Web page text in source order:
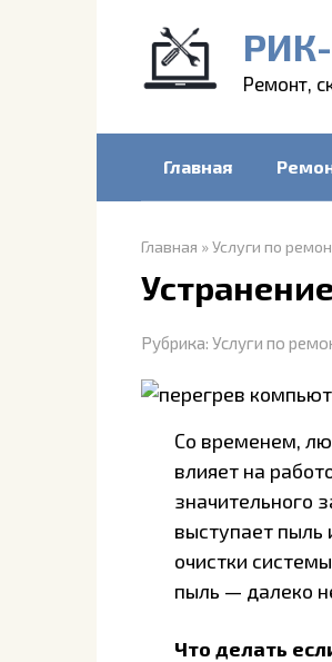
Ремонт,
Главная
Главная »Услуги по
Рубрика: Услуги по
Со временем,
влияет на
значительного
выступает
очистки
пыль — далеко
Что делать